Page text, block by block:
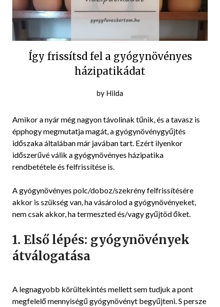
Így frissítsd fel a gyógynövényes
házipatikádat
Posted
2023-
03-
05
by Hilda
Amikor a nyár még nagyon távolinak tűnik, és a tavasz is
épphogy megmutatja magát, a gyógynövénygyűjtés
időszaka általában már javában tart. Ezért ilyenkor
időszerűvé válik a gyógynövényes házipatika
rendbetétele és felfrissítése is.
A gyógynövényes polc/doboz/szekrény felfrissítésére
akkor is szükség van, ha vásárolod a gyógynövényeket,
nem csak akkor, ha termeszted és/vagy gyűjtöd őket.
1. Első lépés: gyógynövények
átválogatása
A legnagyobb körültekintés mellett sem tudjuk a pont
megfelelő mennyiségű gyógynövényt begyűjteni. S persze